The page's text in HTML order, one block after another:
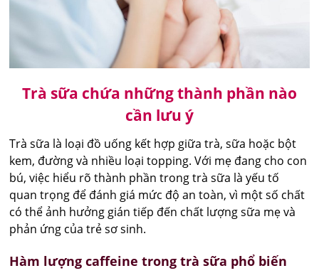
Trà sữa chứa những thành phần nào
cần lưu ý
Trà sữa là loại đồ uống kết hợp giữa trà, sữa hoặc bột
kem, đường và nhiều loại topping. Với mẹ đang cho con
bú, việc hiểu rõ thành phần trong trà sữa là yếu tố
quan trọng để đánh giá mức độ an toàn, vì một số chất
có thể ảnh hưởng gián tiếp đến chất lượng sữa mẹ và
phản ứng của trẻ sơ sinh.
Hàm lượng caffeine trong trà sữa phổ biến